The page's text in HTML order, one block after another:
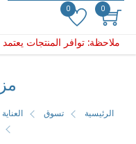
0
0
يعتمد على طريقة
0
0
توافر المنتجات
الرئيسية تسوق